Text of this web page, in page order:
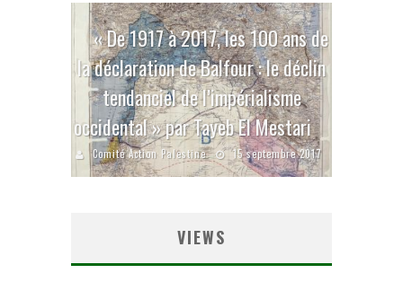
« De 1917 à 2017, les 100 ans de
la déclaration de Balfour : le déclin
tendanciel de l’impérialisme
occidental » par Tayeb El Mestari
Comité Action Palestine 15 septembre 2017
VIEWS